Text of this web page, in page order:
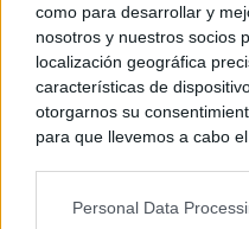
como para desarrollar y
nosotros y nuestros socios
localización geográfica
características de
otorgarnos su
para que llevemos a cabo
negar su consentimiento.
Personal Data